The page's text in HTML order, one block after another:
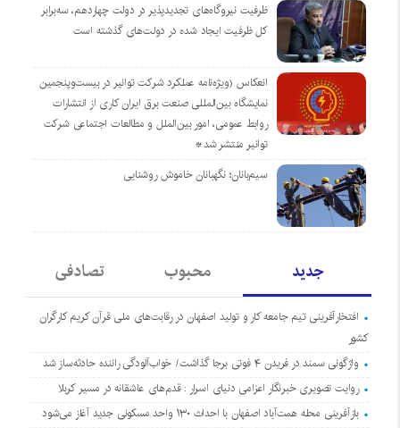
ظرفیت نیروگاه‌های تجدیدپذیر در دولت چهاردهم، سه‌برابر
کل ظرفیت ایجاد شده در دولت‌های گذشته است
انعکاس (ویژه‌نامه عملکرد شرکت توانیر در بیست‌وپنجمین
نمایشگاه بین‌المللی صنعت برق ایران کاری از انتشارات
روابط عمومی، امور بین‌الملل و مطالعات اجتماعی شرکت
توانیر منتشر شد*
سیم‌بانان؛ نگهبانان خاموش روشنایی
جدید محبوب تصادفی
افتخارآفرینی تیم جامعه کار و تولید اصفهان در رقابت‌های ملی قرآن کریم کارگران
کشور
واژگونی سمند در فریدن ۴ فوتی برجا گذاشت/ خواب‌آلودگی راننده حادثه‌ساز شد
روایت تصویری خبرنگار اعزامی دنیای اسرار : قدم‌های عاشقانه در مسیر کربلا
بازآفرینی محله همت‌آباد اصفهان با احداث ۱۳۰ واحد مسکونی جدید آغاز می‌شود